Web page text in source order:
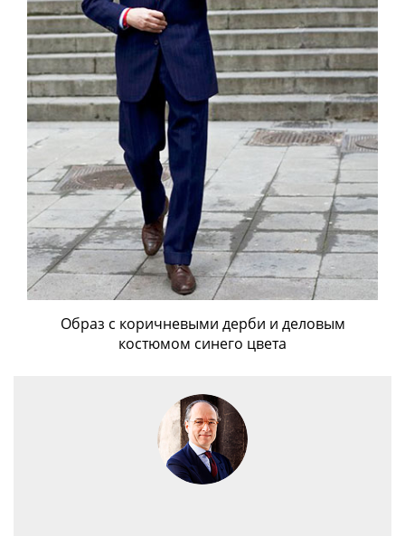
Образ с коричневыми дерби и деловым
костюмом синего цвета